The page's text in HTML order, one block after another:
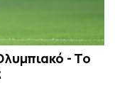
- Το